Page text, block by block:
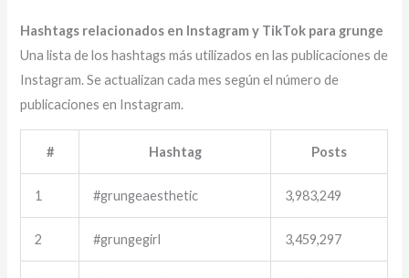
Hashtags relacionados en Instagram y TikTok para grunge
Una lista de los hashtags más utilizados en las publicaciones de
Instagram. Se actualizan cada mes según el número de
publicaciones en Instagram.
# Hashtag Posts
1 #grungeaesthetic 3,983,249
2 #grungegirl 3,459,297